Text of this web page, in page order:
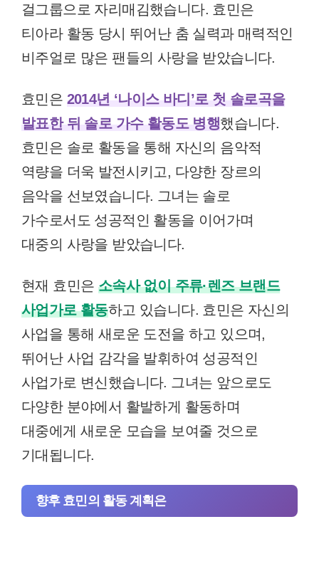
걸그룹으로 자리매김했습니다. 효민은
티아라 활동 당시 뛰어난 춤 실력과 매력적인
비주얼로 많은 팬들의 사랑을 받았습니다.
효민은 2014년 ‘나이스 바디’로 첫 솔로곡을
발표한 뒤 솔로 가수 활동도 병행했습니다.
효민은 솔로 활동을 통해 자신의 음악적
역량을 더욱 발전시키고, 다양한 장르의
음악을 선보였습니다. 그녀는 솔로
가수로서도 성공적인 활동을 이어가며
대중의 사랑을 받았습니다.
현재 효민은 소속사 없이 주류·렌즈 브랜드
사업가로 활동하고 있습니다. 효민은 자신의
사업을 통해 새로운 도전을 하고 있으며,
뛰어난 사업 감각을 발휘하여 성공적인
사업가로 변신했습니다. 그녀는 앞으로도
다양한 분야에서 활발하게 활동하며
대중에게 새로운 모습을 보여줄 것으로
기대됩니다.
향후 효민의 활동 계획은